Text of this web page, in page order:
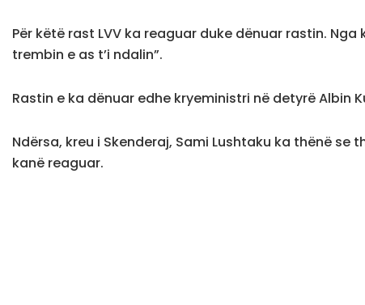
Për këtë rast LVV ka reaguar duke dënuar rastin.
trembin e as t’i ndalin”.
Rastin e ka dënuar edhe kryeministri në detyrë Albin
Ndërsa, kreu i Skenderaj, Sami Lushtaku ka thënë
kanë reaguar.